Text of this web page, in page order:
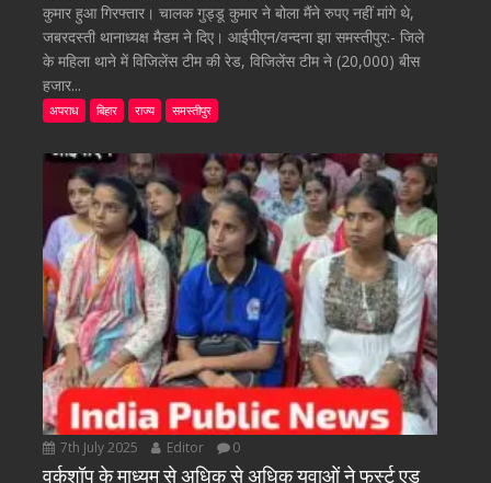
कुमार हुआ गिरफ्तार। चालक गुड्डू कुमार ने बोला मैंने रुपए नहीं मांगे थे,
जबरदस्ती थानाध्यक्ष मैडम ने दिए। आईपीएन/वन्दना झा समस्तीपुर:- जिले
के महिला थाने में विजिलेंस टीम की रेड, विजिलेंस टीम ने (20,000) बीस
हजार...
अपराध बिहार राज्य समस्तीपुर
7th July 2025 Editor 0
वर्कशॉप के माध्यम से अधिक से अधिक युवाओं ने फर्स्ट एड